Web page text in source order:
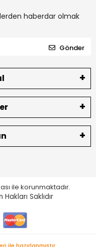
haberdar olmak
Gönder
ile korunmaktadır.
Hakları Saklıdır
ile hazırlanmıştır.